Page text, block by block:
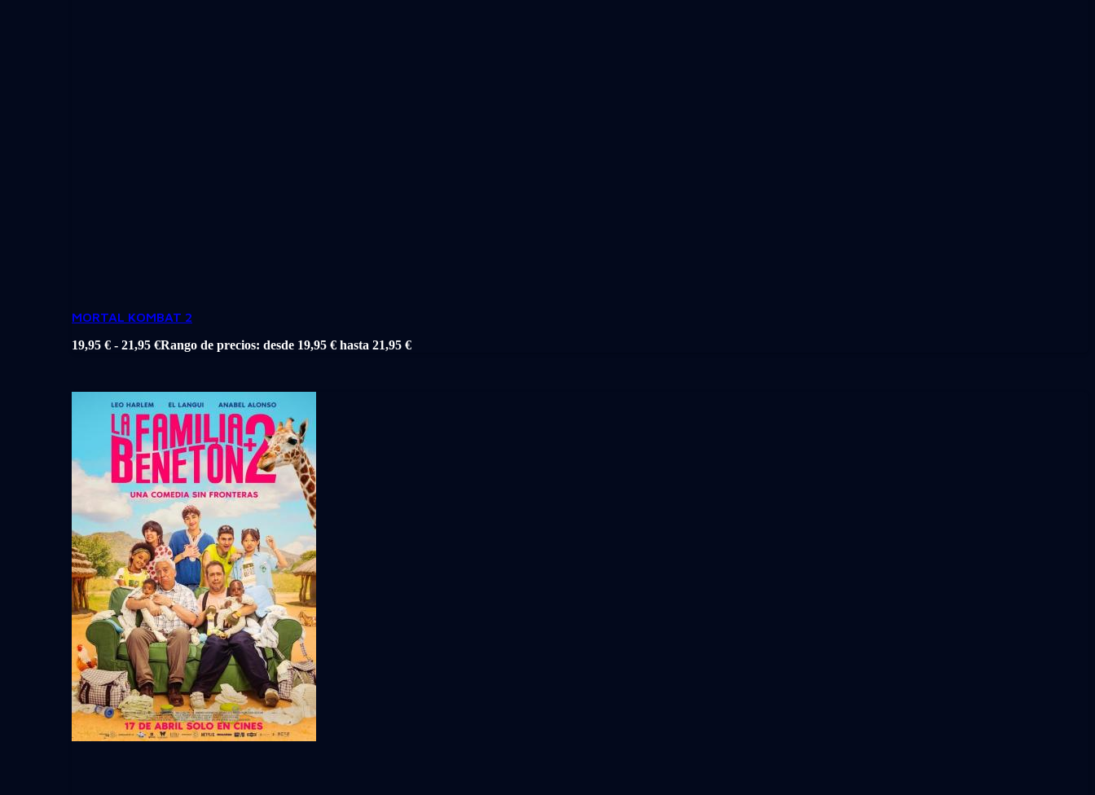
MORTAL KOMBAT 2
19,95 € - 21,95 €Rango de precios: desde 19,95 € hasta 21,95 €